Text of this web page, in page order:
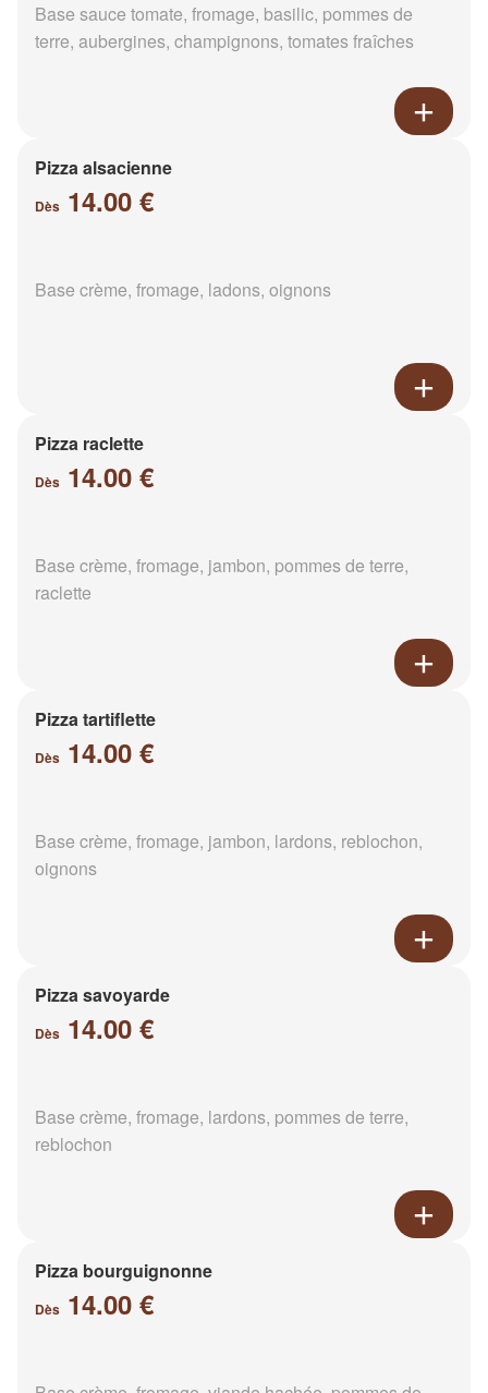
Base sauce tomate, fromage, basilic, pommes de
terre, aubergines, champignons, tomates fraîches
Pizza alsacienne
Dès 14.00 €
Base crème, fromage, ladons, oignons
Pizza raclette
Dès 14.00 €
Base crème, fromage, jambon, pommes de terre,
raclette
Pizza tartiflette
Dès 14.00 €
Base crème, fromage, jambon, lardons, reblochon,
oignons
Pizza savoyarde
Dès 14.00 €
Base crème, fromage, lardons, pommes de terre,
reblochon
Pizza bourguignonne
Dès 14.00 €